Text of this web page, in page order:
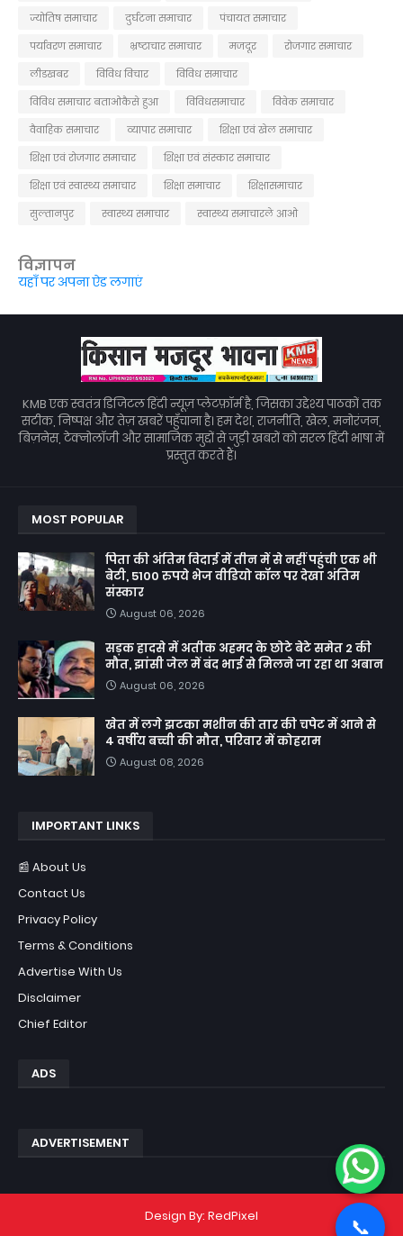
ज्योतिष समाचार
दुर्घटना समाचार
पंचायत समाचार
पर्यावरण समाचार
भ्रष्टाचार समाचार मजदूर
रोजगार समाचार
लीडखबर
विविध विचार
विविध समाचार
विविध समाचार बताओकैसे हुआ
विविधसमाचार
विवेक समाचार
वैवाहिक समाचार
व्यापार समाचार
शिक्षा एवं खेल समाचार
शिक्षा एवं रोजगार समाचार
शिक्षा एवं संस्कार समाचार
शिक्षा एवं स्वास्थ्य समाचार
शिक्षा समाचार
शिक्षासमाचार
सुल्तानपुर
स्वास्थ्य समाचार स्वास्थ्य समाचारले आओ
विज्ञापन
यहाँ पर अपना ऐड लगाएं
KMB एक स्वतंत्र डिजिटल हिंदी न्यूज़ प्लेटफ़ॉर्म है, जिसका उद्देश्य पाठकों तक
सटीक, निष्पक्ष और तेज़ खबरें पहुँचाना है। हम देश, राजनीति, खेल, मनोरंजन,
बिज़नेस, टेक्नोलॉजी और सामाजिक मुद्दों से जुड़ी खबरों को सरल हिंदी भाषा में
प्रस्तुत करते हैं।
MOST POPULAR
पिता की अंतिम विदाई में तीन में से नहीं पहुंची एक भी
बेटी, 5100 रुपये भेज वीडियो कॉल पर देखा अंतिम
संस्कार
August 06, 2026
सड़क हादसे में अतीक अहमद के छोटे बेटे समेत 2 की
मौत, झांसी जेल में बंद भाई से मिलने जा रहा था अबान
August 06, 2026
खेत में लगे झटका मशीन की तार की चपेट में आने से
4 वर्षीय बच्ची की मौत, परिवार में कोहराम
August 08, 2026
IMPORTANT LINKS
📰 About Us
Contact Us
Privacy Policy
Terms & Conditions
Advertise With Us
Disclaimer
Chief Editor
ADS
ADVERTISEMENT
📞
Design By: RedPixel